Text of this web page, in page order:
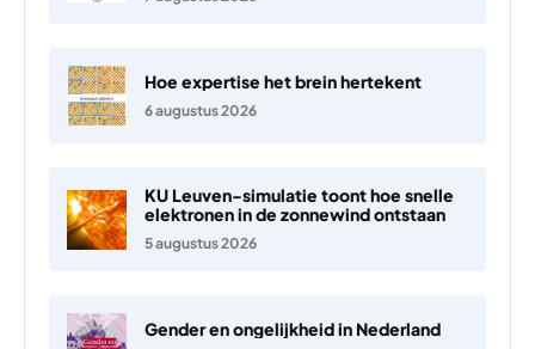
Hoe expertise het brein hertekent
6 augustus 2026
KU Leuven-simulatie toont hoe snelle
elektronen in de zonnewind ontstaan
5 augustus 2026
Gender en ongelijkheid in Nederland